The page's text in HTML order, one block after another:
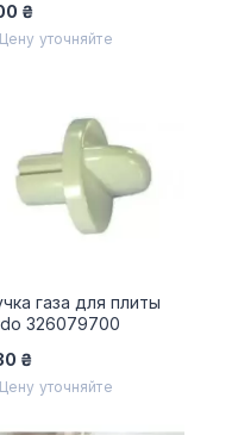
₴
Цену уточняйте
газа для плиты
326079700
₴
Цену уточняйте